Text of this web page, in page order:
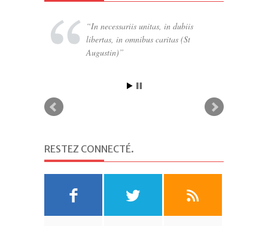
In necessariis unitas, in dubiis
libertas, in omnibus caritas (St
Augustin)
RESTEZ CONNECTÉ.